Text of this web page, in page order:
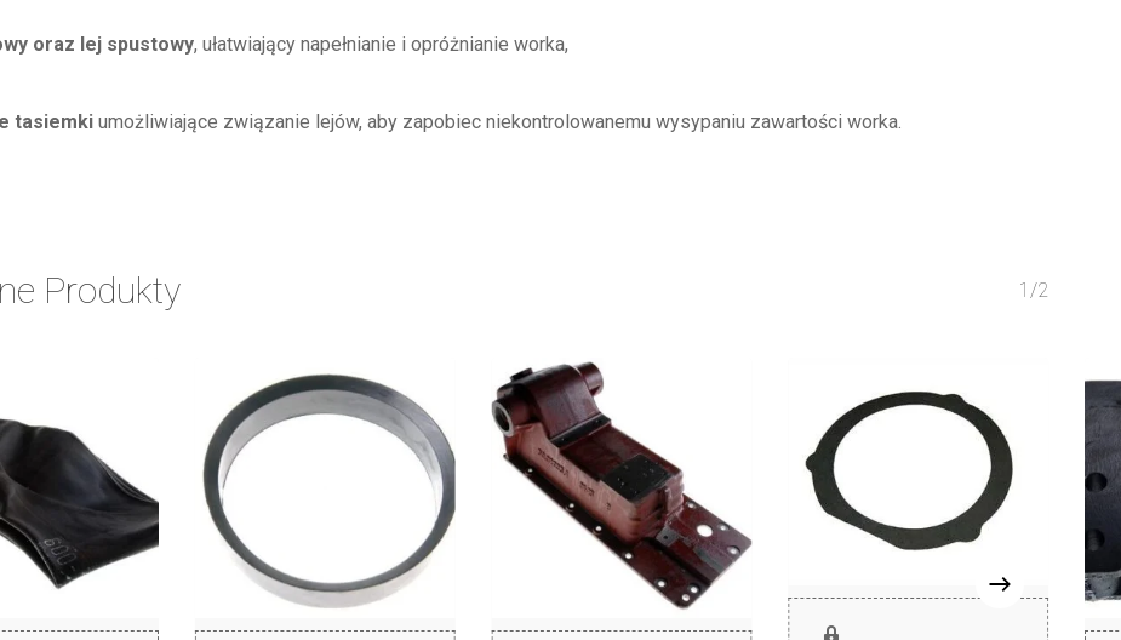
oraz lej spustowy, ułatwiający napełnianie i opróżnianie worka,
tasiemki umożliwiające związanie lejów, aby zapobiec niekontrolowanemu wysypaniu zawartości worka.
Produkty 1/2